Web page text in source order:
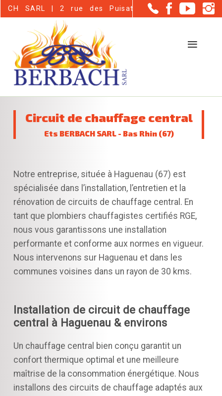
| 2 rue des Puisatiers - Haguenau (67500)
Circuit de chauffage central
Ets BERBACH SARL - Bas Rhin (67)
Notre entreprise, située à Haguenau (67) est
spécialisée dans l’installation, l’entretien et la
rénovation de circuits de chauffage central. En
tant que plombiers chauffagistes certifiés RGE,
nous vous garantissons une installation
performante et conforme aux normes en vigueur.
Nous intervenons sur Haguenau et dans les
communes voisines dans un rayon de 30 kms.
Installation de circuit de chauffage
central à Haguenau & environs
Un chauffage central bien conçu garantit un
confort thermique optimal et une meilleure
maîtrise de la consommation énergétique. Nous
installons des circuits de chauffage adaptés aux
Panneau de gestion des cookies